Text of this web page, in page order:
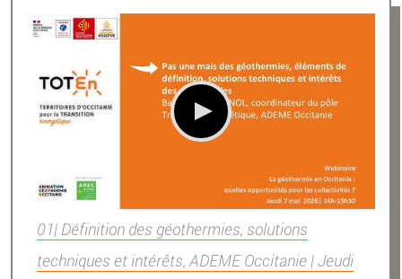
01| Définition des géothermies, solutions
techniques et intérêts, ADEME Occitanie | Jeudi